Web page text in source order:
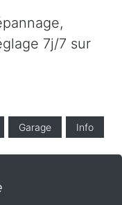
7j/7 sur
Garage Info